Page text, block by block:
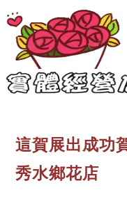
這賀展出成功
秀水鄉花店